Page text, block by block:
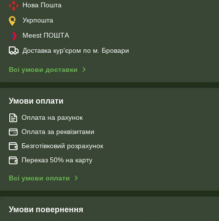
Нова Пошта
Укрпошта
Meest ПОШТА
Доставка кур'єром по м. Бровари
Всі умови доставки
Умови оплати
Оплата на рахунок
Оплата за реквізитами
Безготівковий розрахунок
Переказ 50% на карту
Всі умови оплати
Умови повернення